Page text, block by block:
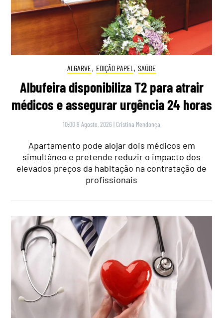
ALGARVE, EDIÇÃO PAPEL , SAÚDE
Albufeira disponibiliza T2 para atrair
médicos e assegurar urgência 24 horas
10:00 9 Agosto, 2026 | Cristina Mendonça
Apartamento pode alojar dois médicos em
simultâneo e pretende reduzir o impacto dos
elevados preços da habitação na contratação de
profissionais